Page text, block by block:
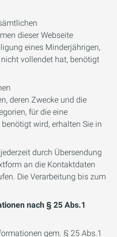
dieser Webseite
eines Minderjährigen,
vollendet hat, benötigt
deren Zwecke und die
für die eine
wird, erhalten Sie in
durch Übersendung
an die Kontaktdaten
Die Verarbeitung bis zum
nach § 25 Abs.1
gem. § 25 Abs.1